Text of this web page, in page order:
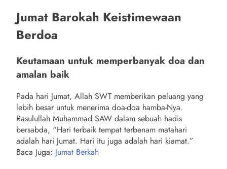
Jumat Barokah Keistimewaan
Berdoa
Keutamaan untuk memperbanyak doa dan
amalan baik
Pada hari Jumat, Allah SWT memberikan peluang yang
lebih besar untuk menerima doa-doa hamba-Nya.
Rasulullah Muhammad SAW dalam sebuah hadis
bersabda, “Hari terbaik tempat terbenam matahari
adalah hari Jumat. Hari itu juga adalah hari kiamat.”
Baca Juga: Jumat Berkah